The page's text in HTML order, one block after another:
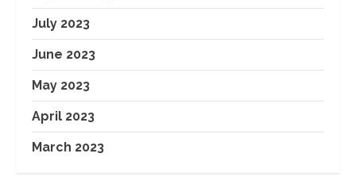
July 2023
June 2023
May 2023
April 2023
March 2023